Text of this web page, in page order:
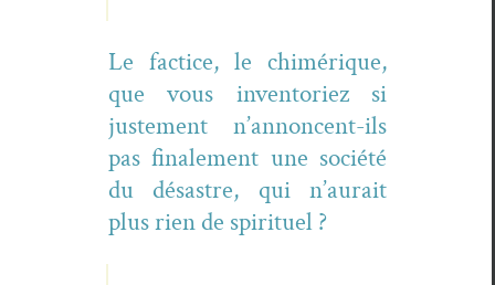
Le fac­tice, le chimérique,
que vous inven­to­riez si
juste­ment n’annoncent-ils
pas finale­ment une société
du désas­tre, qui n’aurait
plus rien de spirituel ?